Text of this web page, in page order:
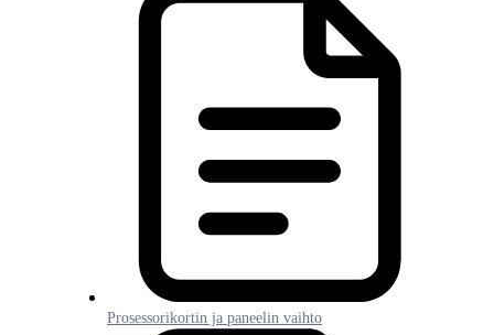
Prosessorikortin ja paneelin vaihto